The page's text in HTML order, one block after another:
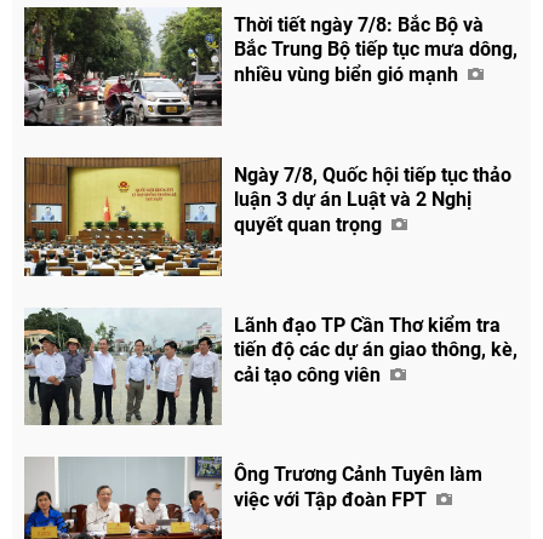
Thời tiết ngày 7/8: Bắc Bộ và
Bắc Trung Bộ tiếp tục mưa dông,
nhiều vùng biển gió mạnh
Ngày 7/8, Quốc hội tiếp tục thảo
luận 3 dự án Luật và 2 Nghị
quyết quan trọng
Lãnh đạo TP Cần Thơ kiểm tra
tiến độ các dự án giao thông, kè,
cải tạo công viên
Ông Trương Cảnh Tuyên làm
việc với Tập đoàn FPT